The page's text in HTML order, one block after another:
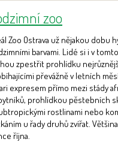
zoo
Zoo Ostrava už nějakou dobu
barvami. Lidé si i v
zpestřit prohlídku
převážně v letních
expresem přímo mezi stády
prohlídkou pěstebních
rostlinami nebo
u řady druhů zvířat.
října.